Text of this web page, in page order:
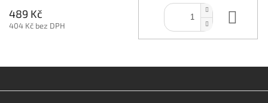
489 Kč
404 Kč bez DPH